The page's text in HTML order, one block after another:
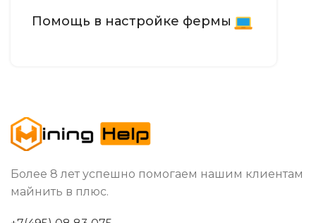
Помощь в настройке фермы
Более 8 лет успешно помогаем нашим клиентам
майнить в плюс.